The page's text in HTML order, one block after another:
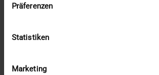
Präferenzen
Statistiken
Marketing